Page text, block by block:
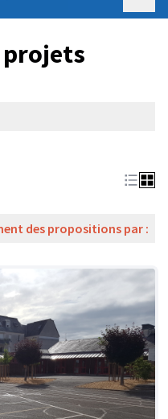
projets
des propositions par :